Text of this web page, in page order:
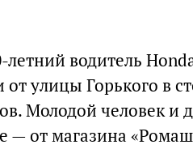
летний водитель
улицы Горького в
Молодой человек и
— от магазина